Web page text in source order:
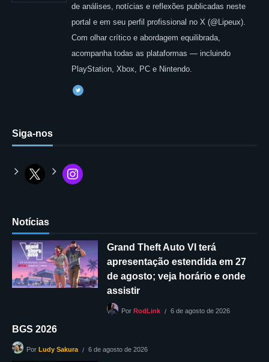
de análises, notícias e reflexões publicadas neste
portal e em seu perfil profissional no X (@Lipeux).
Com olhar crítico e abordagem equilibrada,
acompanha todas as plataformas — incluindo
PlayStation, Xbox, PC e Nintendo.
Siga-nos
Notícias
Grand Theft Auto VI terá
apresentação estendida em 27
de agosto; veja horário e onde
assistir
Por RodLink 6 de agosto de 2026
BGS 2026
Por Ludy Sakura 6 de agosto de 2026